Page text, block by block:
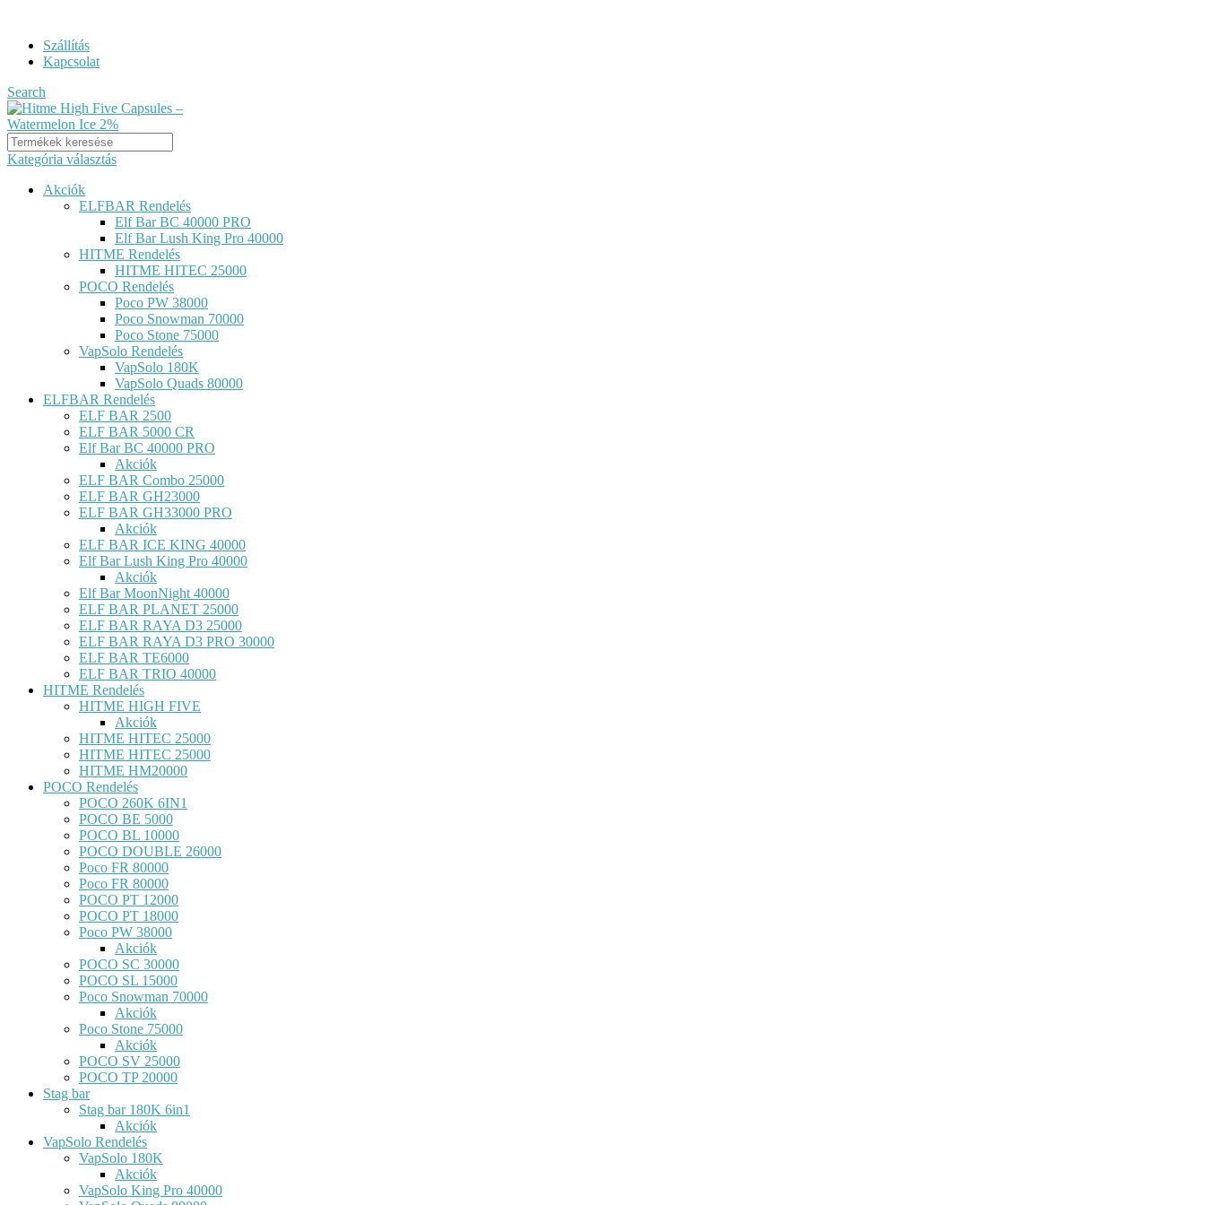
Szállítás
Kapcsolat
Search
Kategória választás
Akciók
ELFBAR Rendelés
Elf Bar BC 40000 PRO
Elf Bar Lush King Pro 40000
HITME Rendelés
HITME HITEC 25000
POCO Rendelés
Poco PW 38000
Poco Snowman 70000
Poco Stone 75000
VapSolo Rendelés
VapSolo 180K
VapSolo Quads 80000
ELFBAR Rendelés
ELF BAR 2500
ELF BAR 5000 CR
Elf Bar BC 40000 PRO
Akciók
ELF BAR Combo 25000
ELF BAR GH23000
ELF BAR GH33000 PRO
Akciók
ELF BAR ICE KING 40000
Elf Bar Lush King Pro 40000
Akciók
Elf Bar MoonNight 40000
ELF BAR PLANET 25000
ELF BAR RAYA D3 25000
ELF BAR RAYA D3 PRO 30000
ELF BAR TE6000
ELF BAR TRIO 40000
HITME Rendelés
HITME HIGH FIVE
Akciók
HITME HITEC 25000
HITME HITEC 25000
HITME HM20000
POCO Rendelés
POCO 260K 6IN1
POCO BE 5000
POCO BL 10000
POCO DOUBLE 26000
Poco FR 80000
Poco FR 80000
POCO PT 12000
POCO PT 18000
Poco PW 38000
Akciók
POCO SC 30000
POCO SL 15000
Poco Snowman 70000
Akciók
Poco Stone 75000
Akciók
POCO SV 25000
POCO TP 20000
Stag bar
Stag bar 180K 6in1
Akciók
VapSolo Rendelés
VapSolo 180K
Akciók
VapSolo King Pro 40000